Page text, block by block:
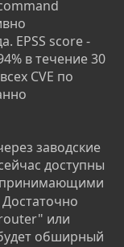
EPSS score -
в течение 30
CVE по
заводские
доступны
принимающими
или
обширный